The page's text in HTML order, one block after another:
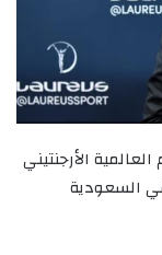
الأرجنتيني
السعودية